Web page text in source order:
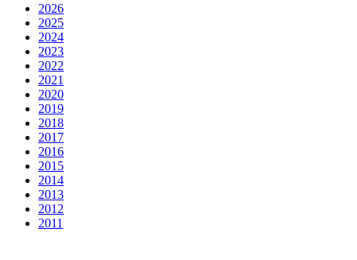
2026
2025
2024
2023
2022
2021
2020
2019
2018
2017
2016
2015
2014
2013
2012
2011